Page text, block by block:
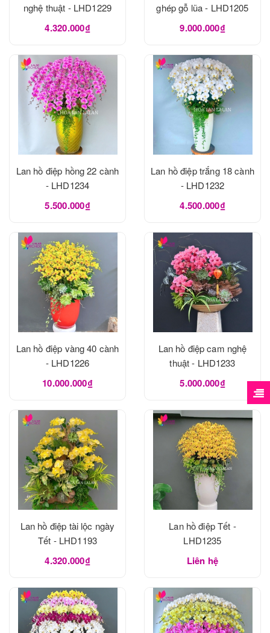
nghệ thuật - LHD1229
4.320.000₫
ghép gỗ lũa - LHD1205
9.000.000₫
Lan hồ điệp hồng 22 cành
- LHD1234
5.500.000₫
Lan hồ điệp trắng 18 cành
- LHD1232
4.500.000₫
Lan hồ điệp vàng 40 cành
- LHD1226
10.000.000₫
Lan hồ điệp cam nghệ
thuật - LHD1233
5.000.000₫
Lan hồ điệp tài lộc ngày
Tết - LHD1193
4.320.000₫
Lan hồ điệp Tết -
LHD1235
Liên hệ